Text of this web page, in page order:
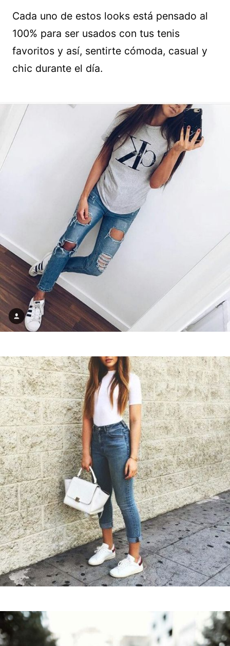
Cada uno de estos looks está pensado al
100% para ser usados con tus tenis
favoritos y así, sentirte cómoda, casual y
chic durante el día.